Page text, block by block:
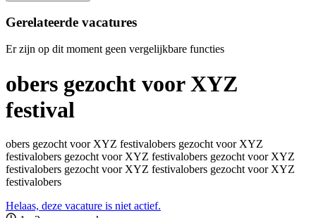
Gerelateerde vacatures
Er zijn op dit moment geen vergelijkbare functies
obers gezocht voor XYZ
festival
obers gezocht voor XYZ festivalobers gezocht voor XYZ
festivalobers gezocht voor XYZ festivalobers gezocht voor XYZ
festivalobers gezocht voor XYZ festivalobers gezocht voor XYZ
festivalobers
Helaas, deze vacature is niet actief.